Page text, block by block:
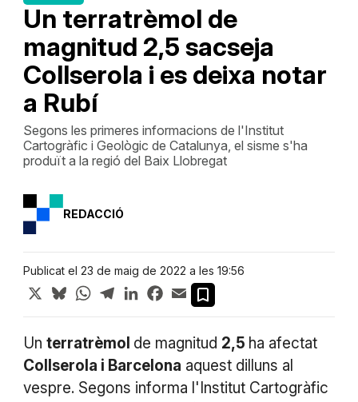
Un terratrèmol de
magnitud 2,5 sacseja
Collserola i es deixa notar
a Rubí
Segons les primeres informacions de l'Institut
Cartogràfic i Geològic de Catalunya, el sisme s'ha
produït a la regió del Baix Llobregat
REDACCIÓ
Publicat el 23 de maig de 2022 a les 19:56
X BlueskyWhatsApp
TelegramLinkedInFacebook
Email
Un terratrèmol de magnitud 2,5 ha afectat
Collserola i Barcelona aquest dilluns al
vespre. Segons informa l'Institut Cartogràfic